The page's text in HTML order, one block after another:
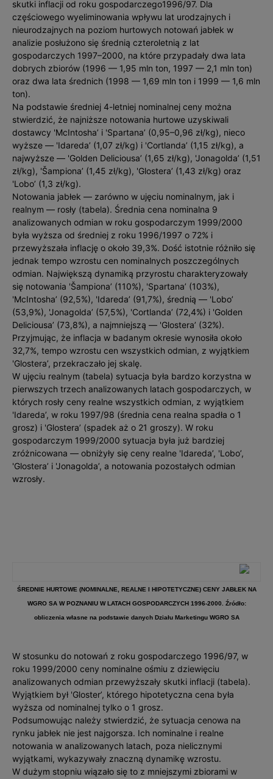
skutki inflacji od roku gospodarczego1996/97. Dla
częściowego wyeliminowania wpływu lat urodzajnych i
nieurodzajnych na poziom hurtowych notowań jabłek w
analizie posłużono się średnią czteroletnią z lat
gospodarczych 1997–2000, na które przypadały dwa lata
dobrych zbiorów (1996 — 1,95 mln ton, 1997 — 2,1 mln ton)
oraz dwa lata średnich (1998 — 1,69 mln ton i 1999 — 1,6 mln
ton).
Na podstawie średniej 4-letniej nominalnej ceny można
stwierdzić, że najniższe notowania hurtowe uzyskiwali
dostawcy 'McIntosha’ i 'Spartana’ (0,95–0,96 zł/kg), nieco
wyższe — 'Idareda’ (1,07 zł/kg) i 'Cortlanda’ (1,15 zł/kg), a
najwyższe — 'Golden Deliciousa’ (1,65 zł/kg), 'Jonagolda’ (1,51
zł/kg), 'Šampiona’ (1,45 zł/kg), 'Glostera’ (1,43 zł/kg) oraz
'Lobo’ (1,3 zł/kg).
Notowania jabłek — zarówno w ujęciu nominalnym, jak i
realnym — rosły (tabela). Średnia cena nominalna 9
analizowanych odmian w roku gospodarczym 1999/2000
była wyższa od średniej z roku 1996/1997 o 72% i
przewyższała inflację o około 39,3%. Dość istotnie różniło się
jednak tempo wzrostu cen nominalnych poszczególnych
odmian. Największą dynamiką przyrostu charakteryzowały
się notowania 'Šampiona’ (110%), 'Spartana’ (103%),
'McIntosha’ (92,5%), 'Idareda’ (91,7%), średnią — 'Lobo’
(53,9%), 'Jonagolda’ (57,5%), 'Cortlanda’ (72,4%) i 'Golden
Deliciousa’ (73,8%), a najmniejszą — 'Glostera’ (32%).
Przyjmując, że inflacja w badanym okresie wynosiła około
32,7%, tempo wzrostu cen wszystkich odmian, z wyjątkiem
'Glostera’, przekraczało jej skalę.
W ujęciu realnym (tabela) sytuacja była bardzo korzystna w
pierwszych trzech analizowanych latach gospodarczych, w
których rosły ceny realne wszystkich odmian, z wyjątkiem
'Idareda’, w roku 1997/98 (średnia cena realna spadła o 1
grosz) i 'Glostera’ (spadek aż o 21 groszy). W roku
gospodarczym 1999/2000 sytuacja była już bardziej
zróżnicowana — obniżyły się ceny realne 'Idareda’, 'Lobo’,
'Glostera’ i 'Jonagolda’, a notowania pozostałych odmian
wzrosły.
ŚREDNIE HURTOWE (NOMINALNE, REALNE I HIPOTETYCZNE) CENY JABŁEK NA
WGRO SA W POZNANIU W LATACH GOSPODARCZYCH 1996-2000. Źródło:
obliczenia własne na podstawie danych Działu Marketingu WGRO SA
W stosunku do notowań z roku gospodarczego 1996/97, w
roku 1999/2000 ceny nominalne ośmiu z dziewięciu
analizowanych odmian przewyższały skutki inflacji (tabela).
Wyjątkiem był 'Gloster’, którego hipotetyczna cena była
wyższa od nominalnej tylko o 1 grosz.
Podsumowując należy stwierdzić, że sytuacja cenowa na
rynku jabłek nie jest najgorsza. Ich nominalne i realne
notowania w analizowanych latach, poza nielicznymi
wyjątkami, wykazywały znaczną dynamikę wzrostu.
W dużym stopniu wiązało się to z mniejszymi zbiorami w